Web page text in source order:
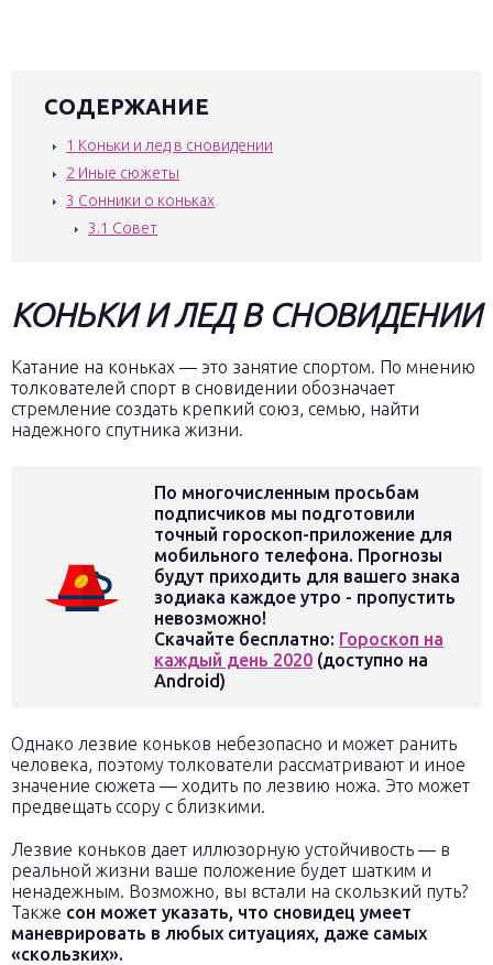
СОДЕРЖАНИЕ
1 Коньки и лед в сновидении
2 Иные сюжеты
3 Сонники о коньках
3.1 Совет
КОНЬКИ И ЛЕД В СНОВИДЕНИИ
Катание на коньках — это занятие спортом. По мнению
толкователей спорт в сновидении обозначает
стремление создать крепкий союз, семью, найти
надежного спутника жизни.
По многочисленным просьбам
подписчиков мы подготовили
точный гороскоп-приложение для
мобильного телефона. Прогнозы
будут приходить для вашего знака
зодиака каждое утро - пропустить
невозможно!
Скачайте бесплатно: Гороскоп на
каждый день 2020 (доступно на
Android)
Однако лезвие коньков небезопасно и может ранить
человека, поэтому толкователи рассматривают и иное
значение сюжета — ходить по лезвию ножа. Это может
предвещать ссору с близкими.
Лезвие коньков дает иллюзорную устойчивость — в
реальной жизни ваше положение будет шатким и
ненадежным. Возможно, вы встали на скользкий путь?
Также сон может указать, что сновидец умеет
маневрировать в любых ситуациях, даже самых
«скользких».